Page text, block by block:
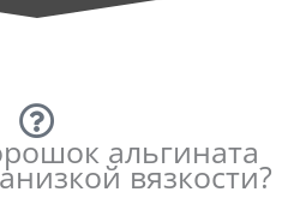
альгината
вязкости?